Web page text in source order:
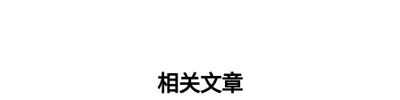
相关文章